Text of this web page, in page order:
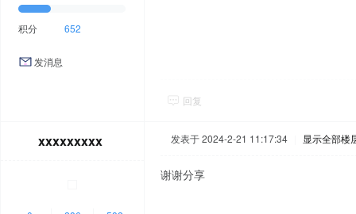
积分 652
发消息
回复
xxxxxxxxx 发表于 2024-2-21 11:17:34 显示全部楼
谢谢分享